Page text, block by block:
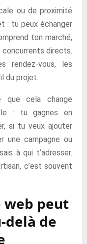
ou de proximité
: tu peux échanger
ton marché,
directs.
rendez-vous, les
du projet.
que cela change
: tu gagnes en
si tu veux ajouter
une campagne ou
à qui t’adresser.
c’est souvent
web peut
delà de